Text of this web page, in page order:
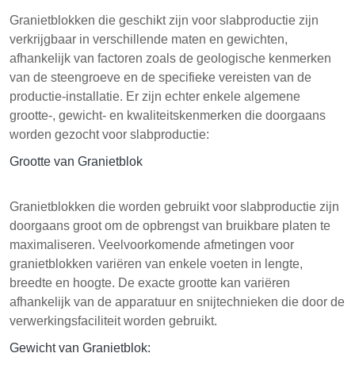
Granietblokken die geschikt zijn voor slabproductie zijn
verkrijgbaar in verschillende maten en gewichten,
afhankelijk van factoren zoals de geologische kenmerken
van de steengroeve en de specifieke vereisten van de
productie-installatie. Er zijn echter enkele algemene
grootte-, gewicht- en kwaliteitskenmerken die doorgaans
worden gezocht voor slabproductie:
Grootte van Granietblok
Granietblokken die worden gebruikt voor slabproductie zijn
doorgaans groot om de opbrengst van bruikbare platen te
maximaliseren. Veelvoorkomende afmetingen voor
granietblokken variëren van enkele voeten in lengte,
breedte en hoogte. De exacte grootte kan variëren
afhankelijk van de apparatuur en snijtechnieken die door de
verwerkingsfaciliteit worden gebruikt.
Gewicht van Granietblok: